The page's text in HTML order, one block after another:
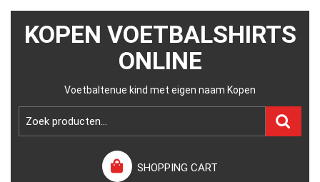
KOPEN VOETBALSHIRTS
ONLINE
Voetbaltenue kind met eigen naam Kopen
SHOPPING CART